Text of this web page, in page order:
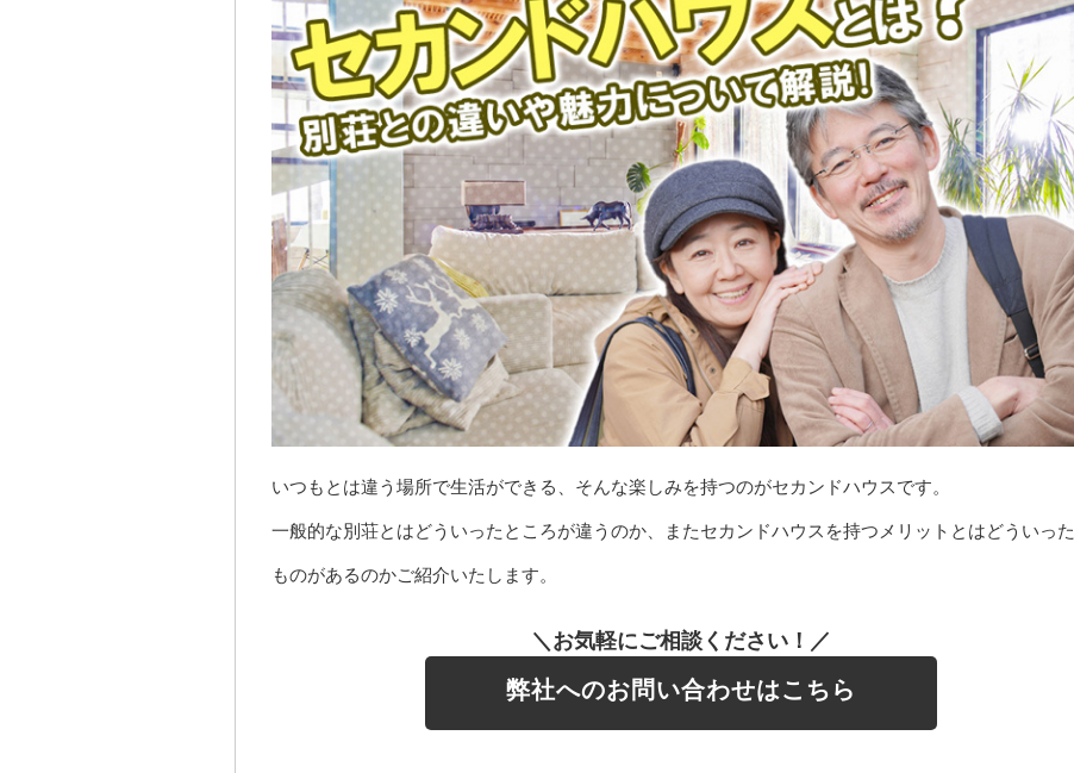
いつもとは違う場所で生活ができる、そんな楽しみを持つのがセカンドハウスです。
一般的な別荘とはどういったところが違うのか、またセカンドハウスを持つメリットとはどういった
ものがあるのかご紹介いたします。
＼お気軽にご相談ください！／
弊社へのお問い合わせはこちら